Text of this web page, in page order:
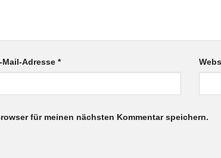
Mail-Adresse*
für meinen nächsten Kommentar speichern.